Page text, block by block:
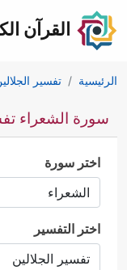
القرآن
الرئيسية تفسير
سورة الشعراء
اختر سورة
اختر التفسير